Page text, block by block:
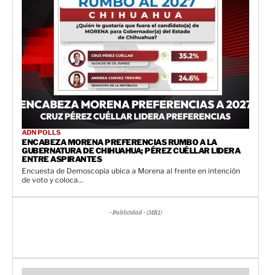
ADN POLLS
ENCABEZA MORENA PREFERENCIAS RUMBO A LA
GUBERNATURA DE CHIHUAHUA; PÉREZ CUÉLLAR LIDERA
ENTRE ASPIRANTES
Encuesta de Demoscopia ubica a Morena al frente en intención
de voto y coloca...
- Publicidad - (MR1)